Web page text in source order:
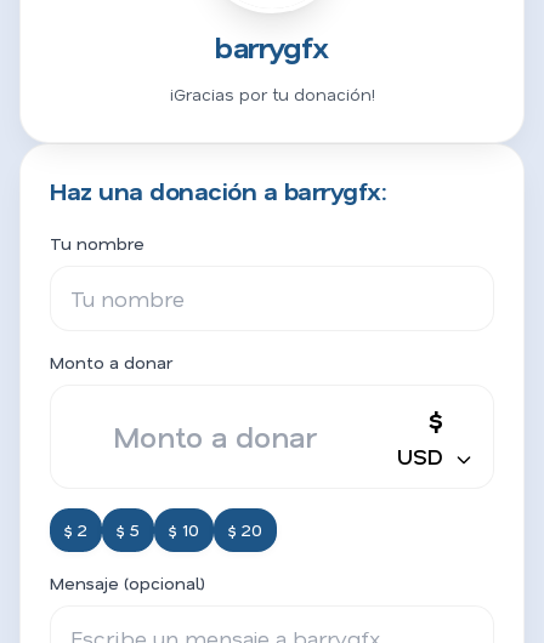
barrygfx
¡Gracias por tu donación!
Haz una donación a barrygfx:
Tu nombre
Monto a donar
$
USD
$ 2 $ 5 $ 10 $ 20
Mensaje (opcional)